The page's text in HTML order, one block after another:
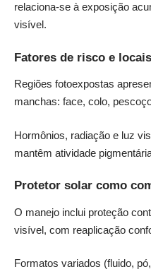
relaciona-se à exposição
visível.
Fatores de risco e
Regiões fotoexpostas
manchas: face, colo,
Hormônios, radiação e luz
mantêm atividade
Protetor solar como
O manejo inclui proteção
visível, com reaplicação
Formatos variados (fluido,